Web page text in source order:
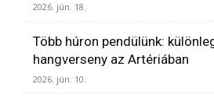
2026. jún. 18.
Több húron pendülünk:
hangverseny az Artériában
2026. jún. 10.